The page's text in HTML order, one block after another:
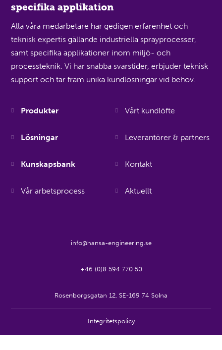
specifika applikation
Alla våra medarbetare har gedigen erfarenhet och
teknisk expertis gällande industriella sprayprocesser,
samt specifika applikationer inom miljö- och
processteknik. Vi har snabba svarstider, erbjuder teknisk
support och tar fram unika kundlösningar vid behov.
Produkter
Lösningar
Kunskapsbank
Vår arbetsprocess
Vårt kundlöfte
Leverantörer & partners
Kontakt
Aktuellt
info@hansa-engineering.se
+46 (0)8 594 770 50
Rosenborgsgatan 12, SE-169 74 Solna
Integritetspolicy